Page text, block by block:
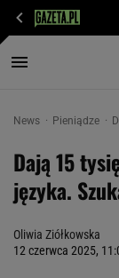
News Pieniądze
Dają 15
języka.
Oliwia Ziółkowska
12 czerwca 2025,